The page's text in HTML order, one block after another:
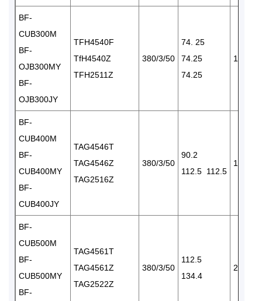
BF-
CUB300M
BF-
OJB300MY
BF-
OJB300JY
TFH4540F
TfH4540Z
TFH2511Z
380/3/50
74. 25
74.25
74.25
1×3520
BF-
CUB400M
BF-
CUB400MY
BF-
CUB400JY
TAG4546T
TAG4546Z
TAG2516Z
380/3/50
90.2
112.5 112.5
1×3520
BF-
CUB500M
BF-
CUB500MY
BF-
TAG4561T
TAG4561Z
TAG2522Z
380/3/50
112.5
134.4
2×3520